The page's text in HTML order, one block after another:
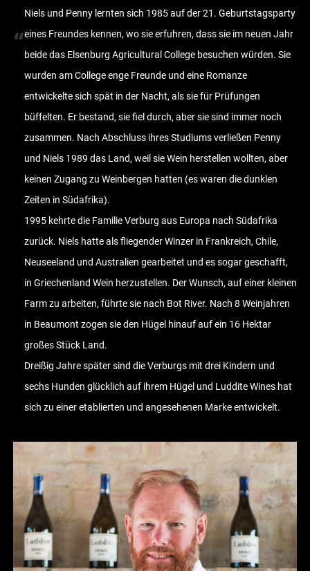
“
Niels und Penny lernten sich 1985 auf der 21. Geburtstagsparty
eines Freundes kennen, wo sie erfuhren, dass sie im neuen Jahr
beide das Elsenburg Agricultural College besuchen würden. Sie
wurden am College enge Freunde und eine Romanze
entwickelte sich spät in der Nacht, als sie für Prüfungen
büffelten. Er bestand, sie fiel durch, aber sie sind immer noch
zusammen. Nach Abschluss ihres Studiums verließen Penny
und Niels 1989 das Land, weil sie Wein herstellen wollten, aber
keinen Zugang zu Weinbergen hatten (es waren die dunklen
Zeiten in Südafrika).
1995 kehrte die Familie Verburg aus Europa nach Südafrika
zurück. Niels hatte als fliegender Winzer in Frankreich, Chile,
Neuseeland und Australien gearbeitet und es sogar geschafft,
in Griechenland Wein herzustellen. Der Wunsch, auf einer kleinen
Farm zu arbeiten, führte sie nach Bot River. Nach 8 Weinjahren
in Beaumont zogen sie den Hügel hinauf auf ein 16 Hektar
großes Stück Land.
Dreißig Jahre später sind die Verburgs mit drei Kindern und
sechs Hunden glücklich auf ihrem Hügel und Luddite Wines hat
sich zu einer etablierten und angesehenen Marke entwickelt.